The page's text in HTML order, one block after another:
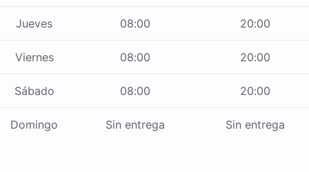
Jueves 08:00 20:00
Viernes 08:00 20:00
Sábado 08:00 20:00
Domingo Sin entrega Sin entrega